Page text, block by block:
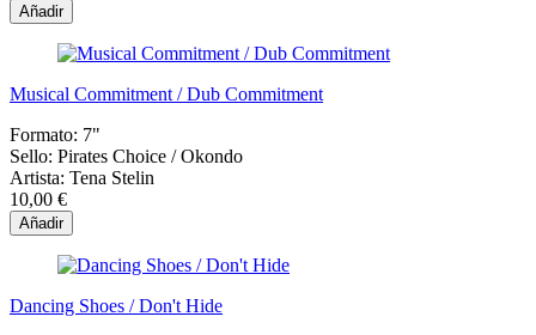
Añadir
Musical Commitment / Dub Commitment
Formato: 7"
Sello: Pirates Choice ‎/ Okondo
Artista: Tena Stelin
10,00 €
Añadir
Dancing Shoes / Don't Hide